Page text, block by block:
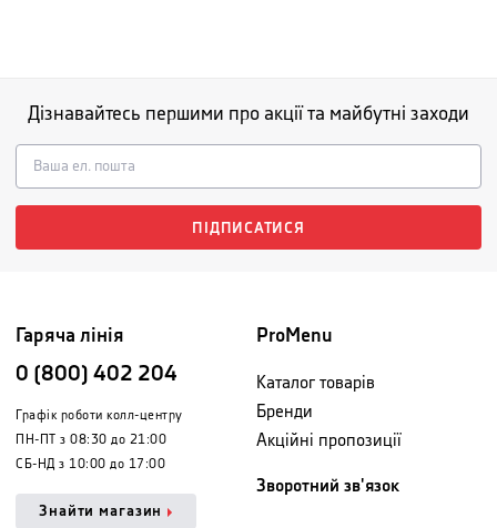
Дізнавайтесь першими про акції та майбутні заходи
ПІДПИСАТИСЯ
Гаряча лінія
0 (800) 402 204
Графік роботи колл-центру
ПН-ПТ з 08:30 до 21:00
СБ-НД з 10:00 до 17:00
Знайти магазин
ProMenu
Каталог товарів
Бренди
Акційні пропозиції
Зворотний зв'язок